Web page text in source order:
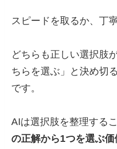
スピードを取るか、丁
どちらも正しい選択肢
ちらを選ぶ」と決め切
です。
AIは選択肢を整理する
の正解から1つを選ぶ